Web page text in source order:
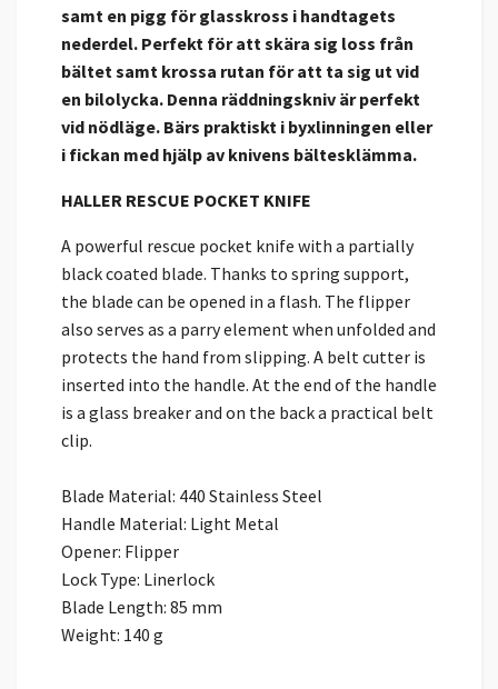
samt en pigg för glasskross i handtagets
nederdel. Perfekt för att skära sig loss från
bältet samt krossa rutan för att ta sig ut vid
en bilolycka. Denna räddningskniv är perfekt
vid nödläge. Bärs praktiskt i byxlinningen eller
i fickan med hjälp av knivens bältesklämma.
HALLER RESCUE POCKET KNIFE
A powerful rescue pocket knife with a partially
black coated blade. Thanks to spring support,
the blade can be opened in a flash. The flipper
also serves as a parry element when unfolded and
protects the hand from slipping. A belt cutter is
inserted into the handle. At the end of the handle
is a glass breaker and on the back a practical belt
clip.
Blade Material: 440 Stainless Steel
Handle Material: Light Metal
Opener: Flipper
Lock Type: Linerlock
Blade Length: 85 mm
Weight: 140 g